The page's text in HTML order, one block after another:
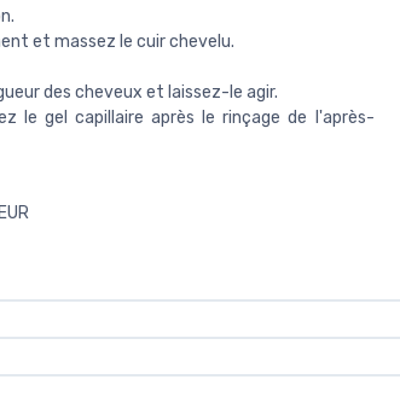
et massez le cuir chevelu.
des cheveux et laissez-le agir.
le gel capillaire après le rinçage de l'après-